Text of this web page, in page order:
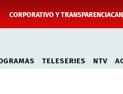
CORPORATIVO Y TRANSPARENCIA
TELESERIES NTV